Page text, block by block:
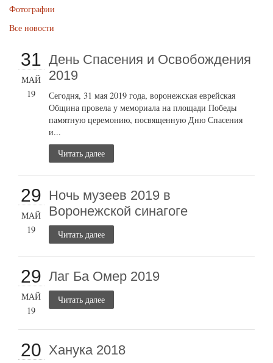
Фотографии
Все новости
31
МАЙ
19
День Спасения и Освобождения
2019
Сегодня, 31 мая 2019 года, воронежская еврейская
Община провела у мемориала на площади Победы
памятную церемонию, посвященную Дню Спасения
и...
Читать далее
29
МАЙ
19
Ночь музеев 2019 в
Воронежской синагоге
Читать далее
29
МАЙ
19
Лаг Ба Омер 2019
Читать далее
20 Ханука 2018